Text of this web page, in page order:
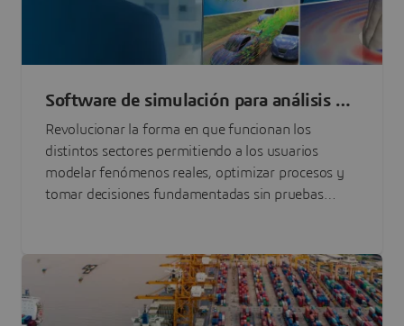
Software de simulación para análisis y
optimización de ingeniería
Revolucionar la forma en que funcionan los
distintos sectores permitiendo a los usuarios
modelar fenómenos reales, optimizar procesos y
tomar decisiones fundamentadas sin pruebas